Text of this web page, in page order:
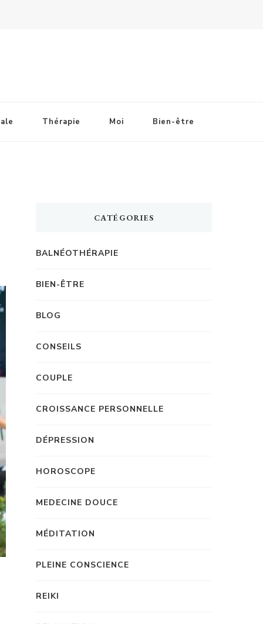
Thérapie Moi Bien-être
CATÉGORIES
BALNÉOTHÉRAPIE
BIEN-ÊTRE
BLOG
CONSEILS
COUPLE
CROISSANCE PERSONNELLE
DÉPRESSION
HOROSCOPE
MEDECINE DOUCE
MÉDITATION
PLEINE CONSCIENCE
REIKI